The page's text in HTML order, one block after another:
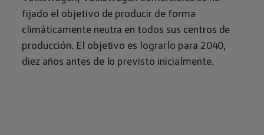
fijado el objetivo de producir de forma
climáticamente neutra en todos sus centros de
producción. El objetivo es lograrlo para 2040,
diez años antes de lo previsto inicialmente.